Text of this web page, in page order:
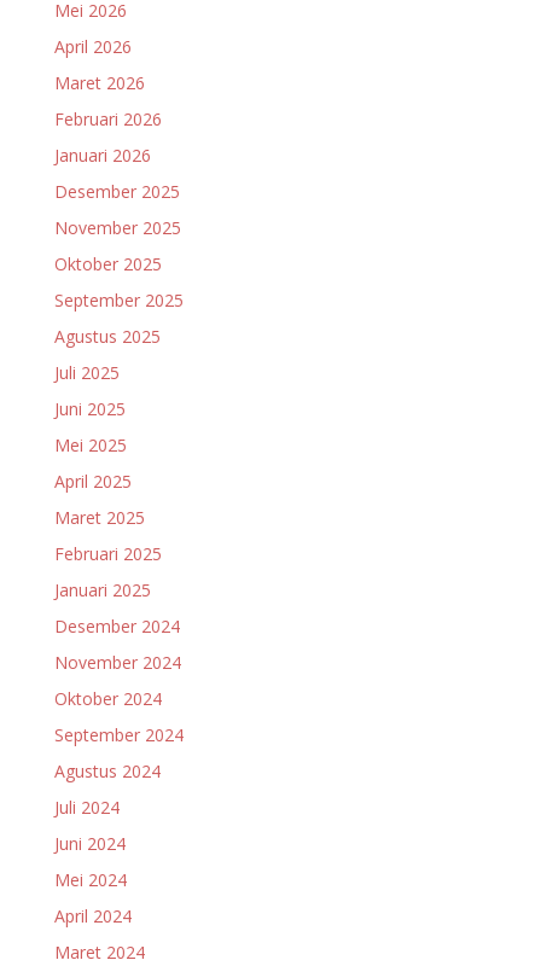
Mei 2026
April 2026
Maret 2026
Februari 2026
Januari 2026
Desember 2025
November 2025
Oktober 2025
September 2025
Agustus 2025
Juli 2025
Juni 2025
Mei 2025
April 2025
Maret 2025
Februari 2025
Januari 2025
Desember 2024
November 2024
Oktober 2024
September 2024
Agustus 2024
Juli 2024
Juni 2024
Mei 2024
April 2024
Maret 2024